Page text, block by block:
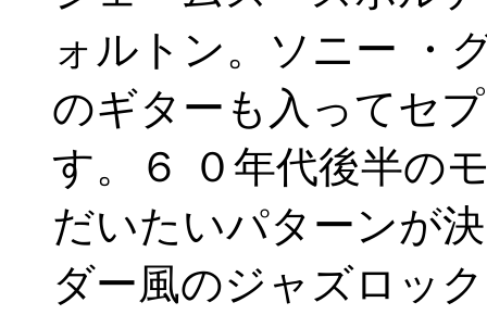
ォルトン。ソニー ・
のギターも入ってセ
す。６ ０年代後半の
だいたいパターンが
ダー風のジャズロッ